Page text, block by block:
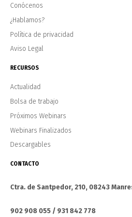
Conócenos
¿Hablamos?
Política de privacidad
Aviso Legal
RECURSOS
Actualidad
Bolsa de trabajo
Próximos Webinars
Webinars Finalizados
Descargables
CONTACTO
Ctra. de Santpedor, 210, 08243
902 908 055 / 931 842 778